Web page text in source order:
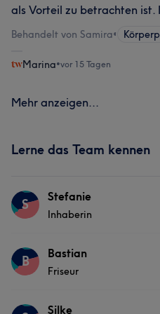
als Vorteil zu betrachten ist.
Behandelt von Samira•
Marina•vor 15 Tagen
Mehr anzeigen...
Lerne das Team kennen
S Stefanie
Inhaberin
Info
Professionelle
(auch mit Rezept) sowie
B Bastian
Friseur
Info
Silke